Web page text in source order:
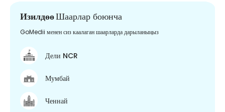
ИзилдөөШаарлар боюнча
GoMedii менен сиз каалаган шаарларда дарыланыңыз
Дели NCR
Мумбай
Ченнай